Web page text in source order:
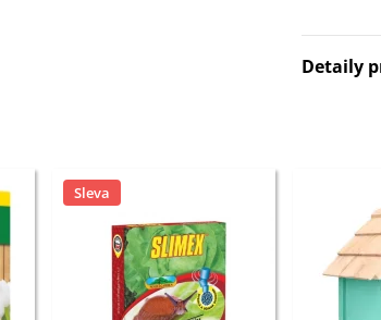
Detaily
Sleva